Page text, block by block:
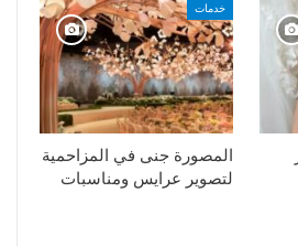
خدمات
المصورة جنى في المزاحمية
لتصوير عرايس ومناسبات